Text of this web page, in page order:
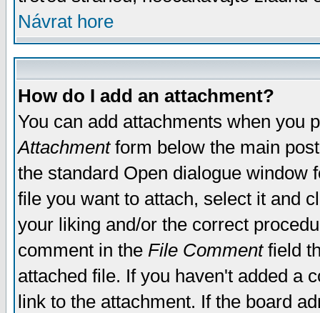
Návrat hore
How do I add an attachment?
You can add attachments when you
Attachmentform below the main
the standard Open dialogue window
file you want to attach, select it and
your liking and/or the correct
comment in the File Commentfield
attached file. If you haven't added a
link to the attachment. If the board